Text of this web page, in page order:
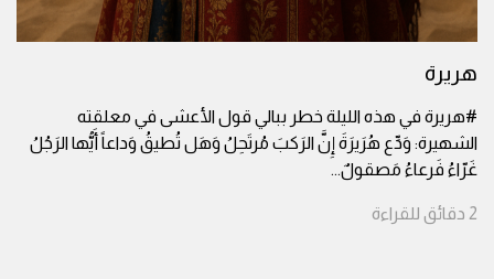
هريرة
#هريرة في هذه الليلة خطر ببالي قول الأعشى في معلقته
الشهيرة: وَدِّع هُرَيرَةَ إِنَّ الرَكبَ مُرتَحِلُ وَهَل تُطيقُ وَداعاً أَيُّها الرَجُلُ
غَرّاءُ فَرعاءُ مَصقولٌ...
2 دقائق للقراءة